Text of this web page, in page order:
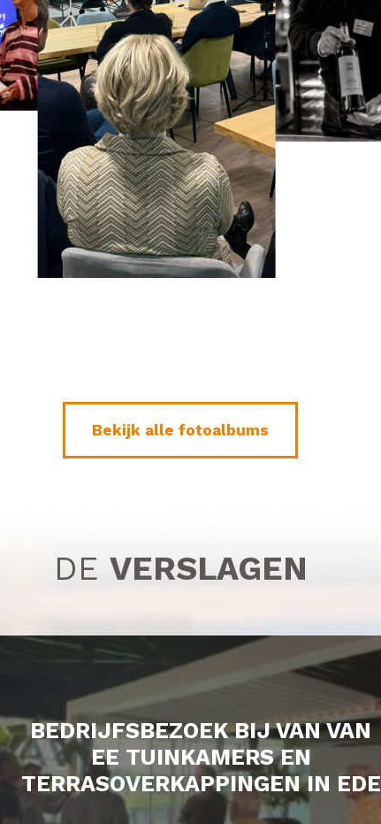
Bekijk alle fotoalbums
DE VERSLAGEN
BEDRIJFSBEZOEK BIJ VAN VAN
EE TUINKAMERS EN
TERRASOVERKAPPINGEN IN EDE